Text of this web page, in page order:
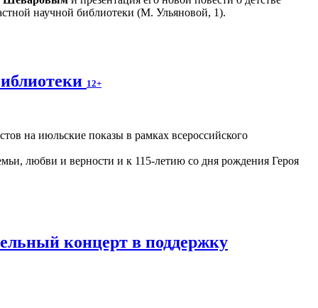
научной библиотеки (М. Ульяновой, 1).
12+
на июльские показы в рамках всероссийского
любви и верности и к 115-летию со дня рождения Героя
концерт в поддержку